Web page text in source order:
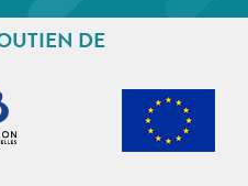
DE